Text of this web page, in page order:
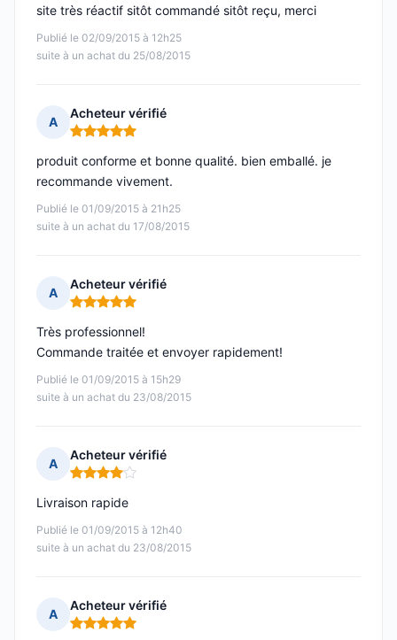
Publié le 02/09/2015 à 12h25
suite à un achat du 25/08/2015
site très réactif sitôt commandé sitôt reçu, merci
A
Acheteur vérifié
Note : 5 sur 5
Publié le 01/09/2015 à 21h25
suite à un achat du 17/08/2015
produit conforme et bonne qualité. bien emballé. je
recommande vivement.
A
Acheteur vérifié
Note : 5 sur 5
Publié le 01/09/2015 à 15h29
suite à un achat du 23/08/2015
Très professionnel!
Commande traitée et envoyer rapidement!
A
Acheteur vérifié
Note : 4 sur 5
Publié le 01/09/2015 à 12h40
suite à un achat du 23/08/2015
Livraison rapide
A
Acheteur vérifié
Note : 5 sur 5